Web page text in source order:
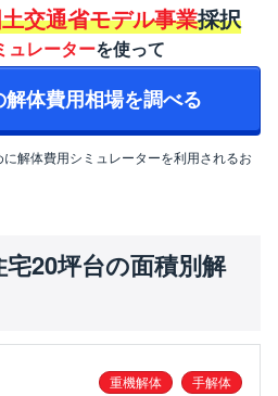
交通省モデル事業採択
ュレーターを使って
解体費用相場を調べる
解体費用シミュレーターを利用されるお
20坪台の面積別解
重機解体 手解体